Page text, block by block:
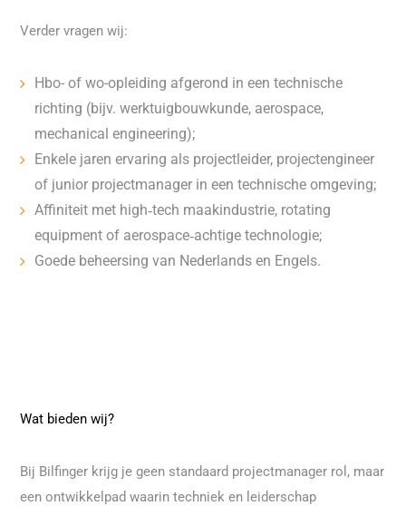
Verder vragen wij:
Hbo- of wo-opleiding afgerond in een technische
richting (bijv. werktuigbouwkunde, aerospace,
mechanical engineering);
Enkele jaren ervaring als projectleider, projectengineer
of junior projectmanager in een technische omgeving;
Affiniteit met high‑tech maakindustrie, rotating
equipment of aerospace‑achtige technologie;
Goede beheersing van Nederlands en Engels.
Wat bieden wij?
Bij Bilfinger krijg je geen standaard projectmanager rol, maar
een ontwikkelpad waarin techniek en leiderschap